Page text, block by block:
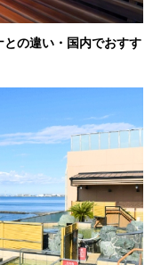
の違い・国内でおすす